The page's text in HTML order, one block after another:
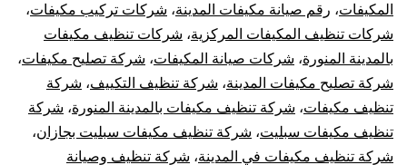
المكيفات، رقم صيانة مكيفات المدينة، شركات تركيب مكيفات،
شركات تنظيف المكيفات المركزية، شركات تنظيف مكيفات
بالمدينة المنورة، شركات صيانة المكيفات، شركة تصليح مكيفات،
شركة تصليح مكيفات المدينة، شركة تنظيف التكييف، شركة
تنظيف مكيفات، شركة تنظيف مكيفات بالمدينة المنورة، شركة
تنظيف مكيفات سبليت، شركة تنظيف مكيفات سبليت بجازان،
شركة تنظيف مكيفات في المدينة، شركة تنظيف وصيانة